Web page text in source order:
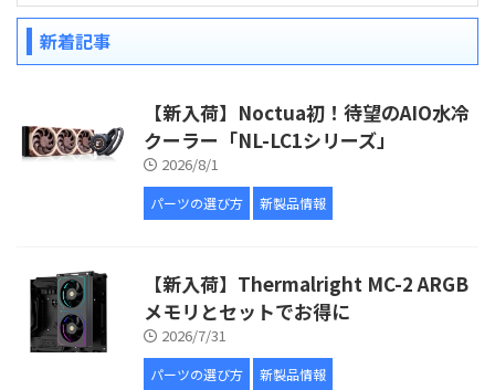
新着記事
【新入荷】Noctua初！待望のAIO水冷
クーラー「NL-LC1シリーズ」
2026/8/1
パーツの選び方 新製品情報
【新入荷】Thermalright MC-2 ARGB
メモリとセットでお得に
2026/7/31
パーツの選び方 新製品情報